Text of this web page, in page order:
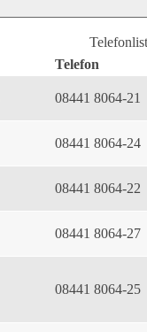
Telefon
08441 8064-21
08441 8064-24
08441 8064-22
08441 8064-27
08441 8064-25